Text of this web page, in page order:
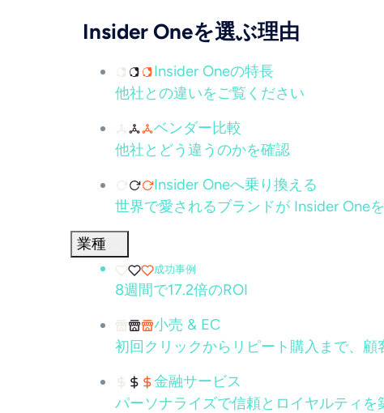
Insider Oneを選ぶ理由
Insider Oneの特長
他社との違いをご覧ください
ベンダー比較
他社とどう違うのかを確認
Insider Oneへ乗り換える
世界で愛されるブランドが Insider One
業種
成功事例
8週間で17.2倍のROI
小売 & EC
初回クリックからリピート購入まで、
金融サービス
パーソナライズで信頼とロイヤルティ